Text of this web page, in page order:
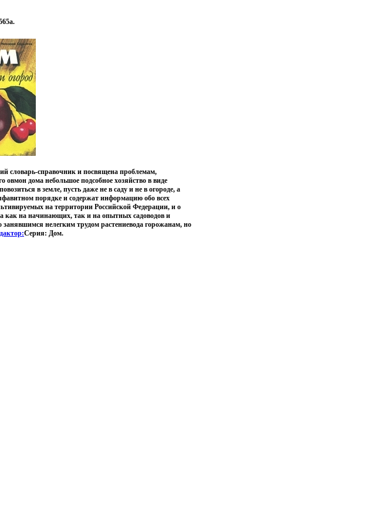
словарь-справочник и посвящена проблемам,
овмон дома небольшое подсобное хозяйство в виде
в земле, пусть даже не в саду и не в огороде, а
порядке и содержат информацию обо всех
на территории Российской Федерации, и о
как на начинающих, так и на опытных садоводов и
нелегким трудом растениевода горожанам, но
Серия: Дом.